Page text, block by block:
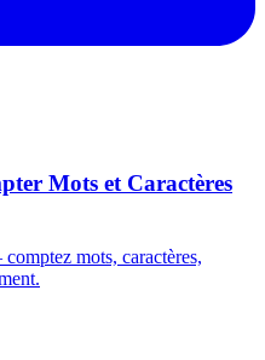
Mots et Caractères
mots, caractères,